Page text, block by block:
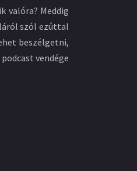
valóra? Meddig
szól ezúttal
beszélgetni,
vendége